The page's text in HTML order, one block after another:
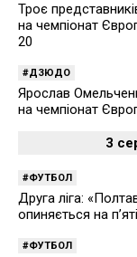
Троє
на чемпіонат
20
ДЗЮДО
Ярослав
на чемпіонат
3
ФУТБОЛ
Друга ліга:
опиняється на
ФУТБОЛ